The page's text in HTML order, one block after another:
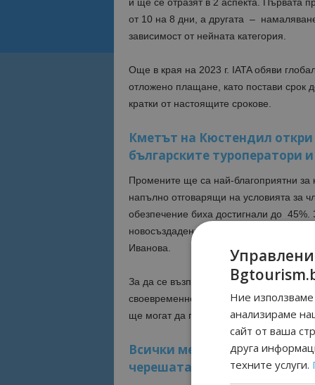
от 10 на 8 дни, а другата –
зависимост от нейната категория.
Още в края на 2023 г. IATA обяви
отложено плащане, като постави срок
кратки от настоящите срокове.
Кметът на Кюстендил
българските туроператори
Промените ще са най-благоприятни за
напълно отговарящи на условията за
обезпечение биха достигнали до 45%.
новосъздадени агенции, финансовата
Иванова.
За да се възползват от тези облекчени
своевременно да бъде преизчислена
ще могат да пристъпят към корекция и
Всички места за
черешата
Ние
анализираме
сайт от ваша
друга
техните услуги.